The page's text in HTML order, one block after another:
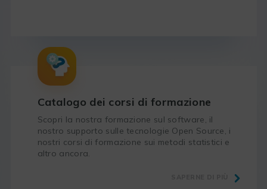
Catalogo dei corsi di formazione
Scopri la nostra formazione sul software, il
nostro supporto sulle tecnologie Open Source, i
nostri corsi di formazione sui metodi statistici e
altro ancora.